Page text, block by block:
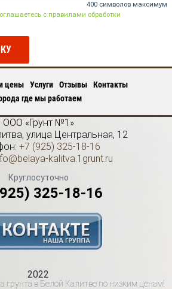
400 символов максимум
с правилами обработки
цены Услуги Отзывы
Контакты
где мы работаем
ООО «Грунт №1»
, улица Центральная, 12
+7 (925) 325-18-16
kalitva.1grunt.ru
Круглосуточно
325-18-16
2022
в Белой Калитве по низким ценам!